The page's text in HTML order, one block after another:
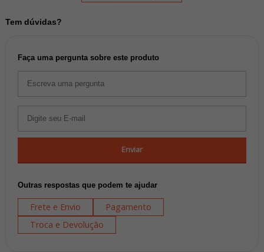
Tem dúvidas?
Faça uma pergunta sobre este produto
Enviar
Outras respostas que podem te ajudar
Frete e Envio
Pagamento
Troca e Devolução